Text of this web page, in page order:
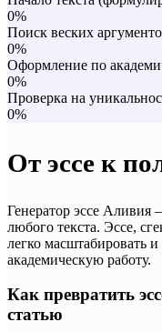
0%
Поиск веских
0%
Оформление по
0%
Проверка на
0%
От эссе к
Генератор эссе Аливия
любого текста. Эссе,
легко масштабировать
академическую работу.
Как превратить
статью